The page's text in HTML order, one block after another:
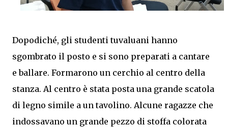
Dopodiché, gli studenti tuvaluani hanno
sgombrato il posto e si sono preparati a cantare
e ballare. Formarono un cerchio al centro della
stanza. Al centro è stata posta una grande scatola
di legno simile a un tavolino. Alcune ragazze che
indossavano un grande pezzo di stoffa colorata